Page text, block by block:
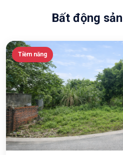
Bất động
Tiềm năng